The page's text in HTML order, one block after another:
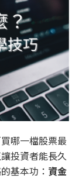
哪一檔股票最
投資者能長久
基本功： 資金